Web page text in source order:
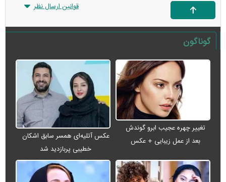
قوانین ارسال نظر
گوناگون
تغییر چهره عجیب ابرو گوندش
بعد از عمل زیبایی + عکس
عکس آتلیه‌ای همسر سابق اشکان
خطیبی پربازدید شد